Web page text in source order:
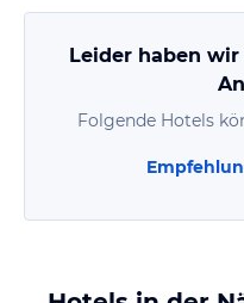
28 EUR) den Gaumen
Obwohl nur ein
Leider haben
Folgende Hotels